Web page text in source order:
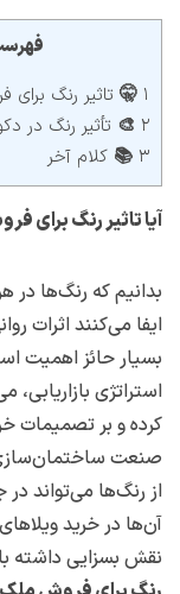
۱ 🤫 تاثیر رنگ برای فروش ملک در شمال
۲ 🎨 تأثیر رنگ در دکوراسیون و فروش ملک در شمال
۳ 📚 کلام آخر
آیا تاثیر رنگ برای
بدانیم که رنگ‌ها در
ایفا می‌کنند اثرات
بسیار حائز اهمیت
استراتژی
کرده و بر تصمیمات
صنعت
از رنگ‌ها می‌تواند
آن‌ها در خرید
نقش بسزایی داشته